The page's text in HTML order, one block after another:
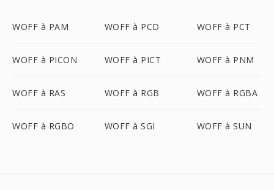
WOFF à PAM WOFF à PCD WOFF à PCT
WOFF à PICON WOFF à PICT WOFF à PNM
WOFF à RAS WOFF à RGB WOFF à RGBA
WOFF à RGBO WOFF à SGI WOFF à SUN